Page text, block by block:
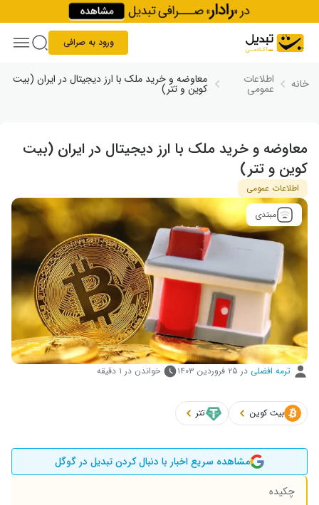
Skip to content
ورود به صرافی
خانه اطلاعات
عمومی
معاوضه و خرید ملک با ارز دیجیتال در ایران (بیت
کوین و تتر)
معاوضه و خرید ملک با ارز دیجیتال در ایران (بیت
کوین و تتر)
اطلاعات عمومی
مبتدی
ترمه افضلی در ۲۵ فروردین ۱۴۰۳ خواندن در ۱ دقیقه
بیت کوین تتر
مشاهده سریع اخبار با دنبال کردن تبدیل در گوگل
چکیده